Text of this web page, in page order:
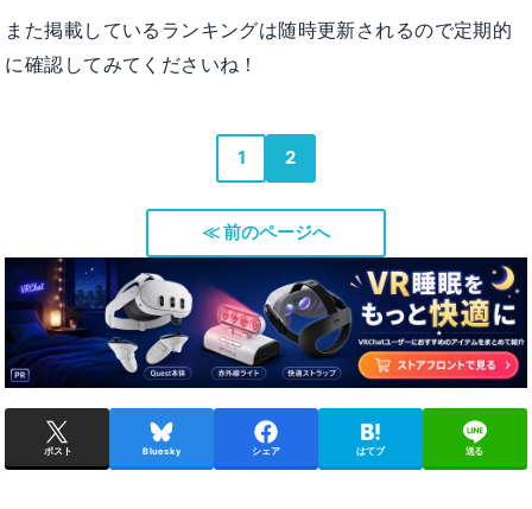
また掲載しているランキングは随時更新されるので定期的
に確認してみてくださいね！
1 2
≪ 前のページへ
ポスト Bluesky シェア はてブ 送る